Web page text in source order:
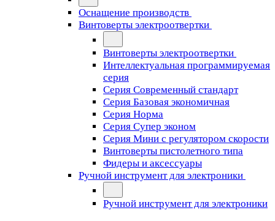
Оснащение производств
Винтоверты электроотвертки
Винтоверты электроотвертки
Интеллектуальная программируемая
серия
Серия Современный стандарт
Серия Базовая экономичная
Серия Норма
Серия Cупер эконом
Серия Мини с регулятором скорости
Винтоверты пистолетного типа
Фидеры и аксессуары
Ручной инструмент для электроники
Ручной инструмент для электроники